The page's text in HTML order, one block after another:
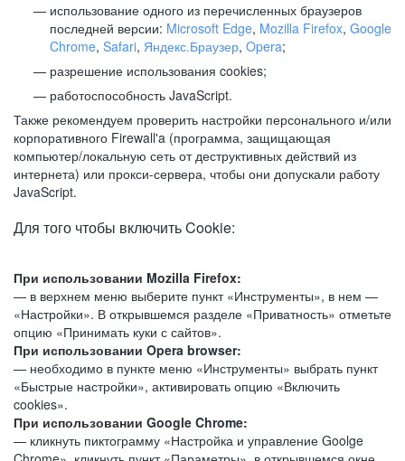
использование одного из перечисленных браузеров
последней версии: Microsoft Edge, Mozilla Firefox, Google
Chrome, Safari, Яндекс.Браузер, Opera;
разрешение использования cookies;
работоспособность JavaScript.
Также рекомендуем проверить настройки персонального и/или
корпоративного Firewall'a (программа, защищающая
компьютер/локальную сеть от деструктивных действий из
интернета) или прокси-сервера, чтобы они допускали работу
JavaScript.
Для того чтобы включить Cookie:
При использовании Mozilla Firefox:
— в верхнем меню выберите пункт «Инструменты», в нем —
«Настройки». В открывшемся разделе «Приватность» отметьте
опцию «Принимать куки с сайтов».
При использовании Opera browser:
— необходимо в пункте меню «Инструменты» выбрать пункт
«Быстрые настройки», активировать опцию «Включить
cookies».
При использовании Google Chrome:
— кликнуть пиктограмму «Настройка и управление Goolge